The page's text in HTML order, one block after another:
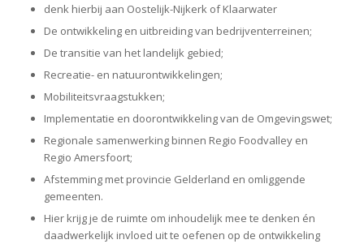
denk hierbij aan Oostelijk-Nijkerk of Klaarwater
De ontwikkeling en uitbreiding van bedrijventerreinen;
De transitie van het landelijk gebied;
Recreatie- en natuurontwikkelingen;
Mobiliteitsvraagstukken;
Implementatie en doorontwikkeling van de Omgevingswet;
Regionale samenwerking binnen Regio Foodvalley en
Regio Amersfoort;
Afstemming met provincie Gelderland en omliggende
gemeenten.
Hier krijg je de ruimte om inhoudelijk mee te denken én
daadwerkelijk invloed uit te oefenen op de ontwikkeling